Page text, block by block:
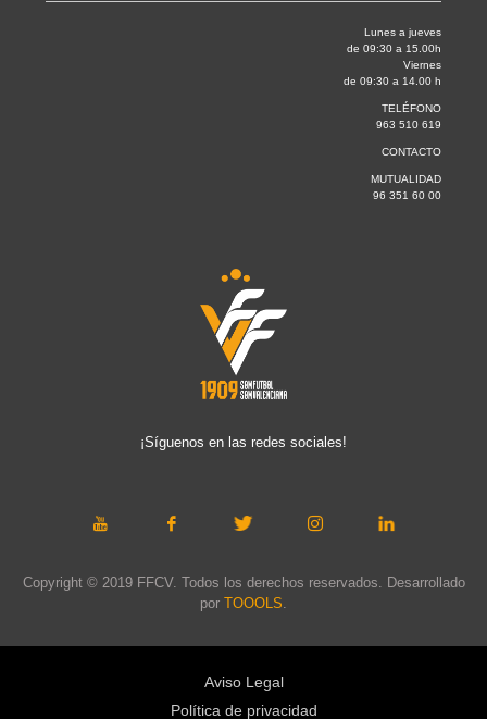
Lunes a jueves
de 09:30 a 15.00h
Viernes
de 09:30 a 14.00 h
TELÉFONO
963 510 619
CONTACTO
MUTUALIDAD
96 351 60 00
¡Síguenos en las redes sociales!
Copyright © 2019 FFCV. Todos los derechos reservados. Desarrollado
por TOOOLS
Aviso Legal
Política de privacidad